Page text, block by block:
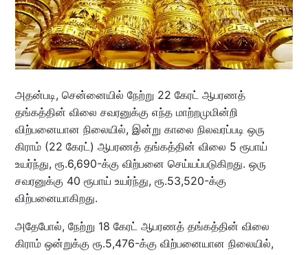
அதன்படி, சென்னையில் நேற்று 22 கேரட் ஆபரணத்
தங்கத்தின் விலை சவரனுக்கு எந்த மாற்றமுமின்றி
விற்பனையான நிலையில், இன்று காலை நிலவரப்படி ஒரு
கிராம் (22 கேரட்) ஆபரணத் தங்கத்தின் விலை 5 ரூபாய்
உயர்ந்து, ரூ.6,690-க்கு விற்பனை செய்யப்படுகிறது. ஒரு
சவரனுக்கு 40 ரூபாய் உயர்ந்து, ரூ.53,520-க்கு
விற்பனையாகிறது.
அதேபோல், நேற்று 18 கேரட் ஆபரணத் தங்கத்தின் விலை
கிராம் ஒன்றுக்கு ரூ.5,476-க்கு விற்பனையான நிலையில்,